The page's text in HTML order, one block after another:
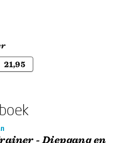
21,95
- Diepgang en